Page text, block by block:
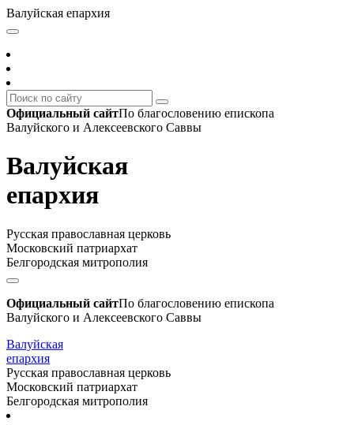
Валуйская епархия
Официальный сайтПо благословению епископа
Валуйского и Алексеевского Саввы
Валуйская
епархия
Русская православная церковь
Московский патриархат
Белгородская митрополия
Официальный сайтПо благословению епископа
Валуйского и Алексеевского Саввы
Валуйская
епархия
Русская православная церковь
Московский патриархат
Белгородская митрополия